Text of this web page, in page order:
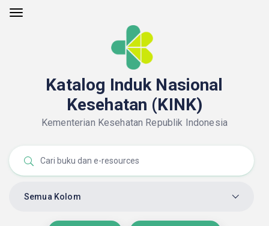
Katalog Induk Nasional
Kesehatan (KINK)
Kementerian Kesehatan Republik Indonesia
Semua Kolom